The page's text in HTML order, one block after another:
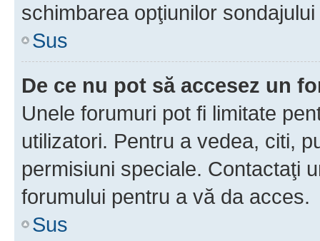
schimbarea opţiunilor
Sus
De ce nu pot să accesez un
Unele forumuri pot fi limitate
utilizatori. Pentru a vedea, citi,
permisiuni speciale. Contactaţi
forumului pentru a vă da acces.
Sus